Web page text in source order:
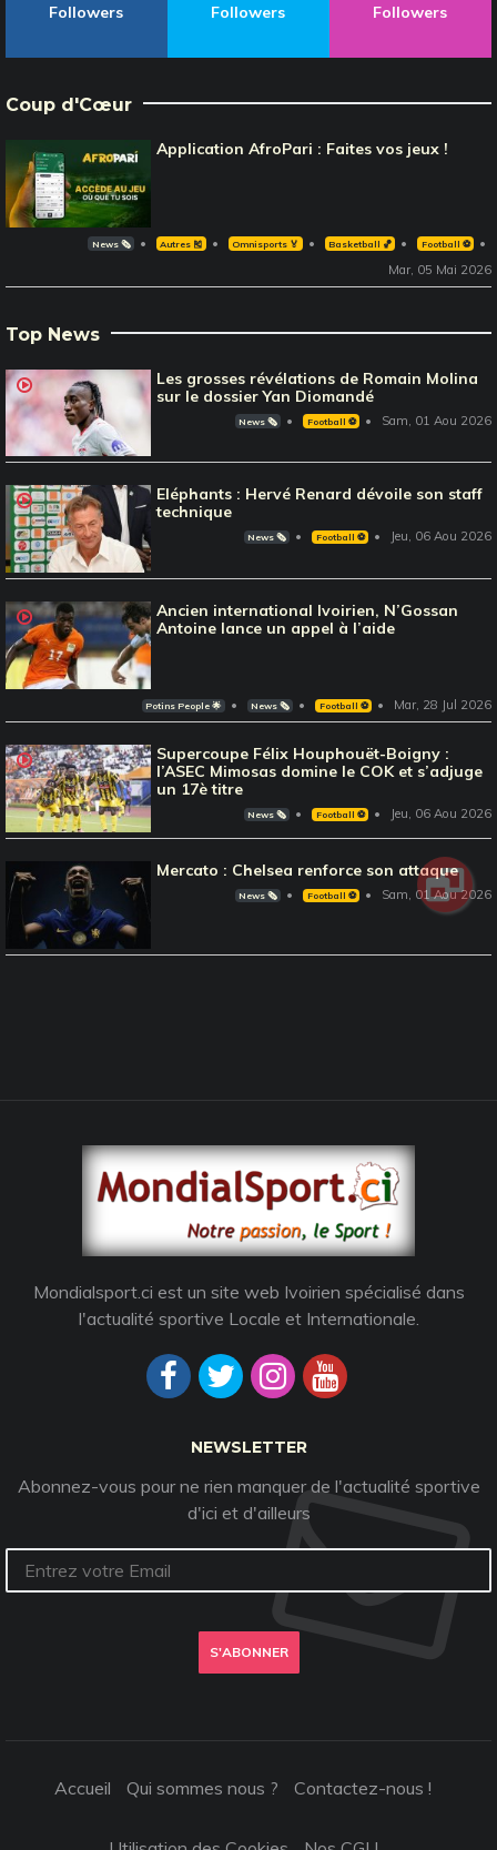
Followers
Followers
Followers
Coup d'Cœur
Application AfroPari : Faites vos jeux !
News 🗞️ Autres 🎽 Omnisports 🏅 Basketball 🏀 Football ⚽️
Mar, 05 Mai 2026
Top News
Les grosses révélations de Romain Molina
sur le dossier Yan Diomandé
News 🗞️ Football ⚽️ Sam, 01 Aou 2026
Eléphants : Hervé Renard dévoile son staff
technique
News 🗞️ Football ⚽️ Jeu, 06 Aou 2026
Ancien international Ivoirien, N’Gossan
Antoine lance un appel à l’aide
Potins People 🌟 News 🗞️ Football ⚽️ Mar, 28 Jul 2026
Supercoupe Félix Houphouët-Boigny :
l’ASEC Mimosas domine le COK et s’adjuge
un 17è titre
News 🗞️ Football ⚽️ Jeu, 06 Aou 2026
Mercato : Chelsea renforce son attaque
News 🗞️ Football ⚽️ Sam, 01 Aou 2026
Mondialsport.ci est un site web Ivoirien spécialisé dans
l'actualité sportive Locale et Internationale.
NEWSLETTER
Abonnez-vous pour ne rien manquer de l'actualité sportive
d'ici et d'ailleurs
S'ABONNER
Accueil Qui sommes nous ? Contactez-nous !